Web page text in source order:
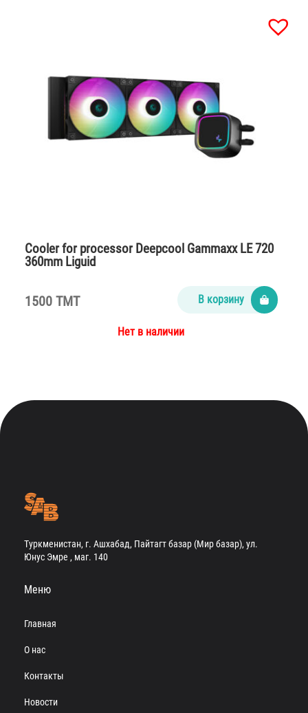
Cooler for processor Deepcool Gammaxx LE 720
360mm Liguid
1500 TMT В корзину
Нет в наличии
Туркменистан, г. Ашхабад, Пайтагт базар (Мир базар), ул.
Юнус Эмре , маг. 140
Меню
Главная
О нас
Контакты
Новости